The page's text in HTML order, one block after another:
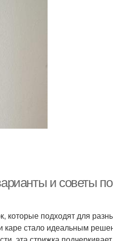
и советы по
которые подходят для
каре стало идеальным